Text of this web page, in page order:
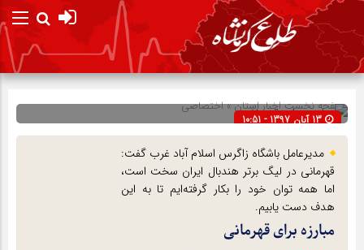
صفحه نخستاخبار استان»اختصاصی
13 آبان 1397 - 10:51
شناسه : 10833
مدیرعامل باشگاه زاگرس اسلام آباد غرب گفت:
قهرمانی در لیگ برتر هندبال ایران سخت است،
اما همه توان خود را بکار گرفته‌ایم تا به این
هدف دست یابیم.
مبارزه برای قهرمانی